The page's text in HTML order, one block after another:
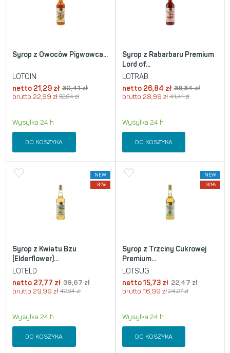
Syrop z Owoców Pigwowca...
LOTQIN
netto 21,29 zł 30,41zł
brutto 22,99 zł 32,84zł
Wysyłka 24 h
DO KOSZYKA
Syrop z Rabarbaru Premium
Lord of...
LOTRAB
netto 26,84 zł 38,34zł
brutto 28,99 zł 41,41zł
Wysyłka 24 h
DO KOSZYKA
NEW
-30%
Syrop z Kwiatu Bzu
(Elderflower)...
LOTELD
netto 27,77 zł 39,67zł
brutto 29,99 zł 42,84zł
Wysyłka 24 h
DO KOSZYKA
NEW
-30%
Syrop z Trzciny Cukrowej
Premium...
LOTSUG
netto 15,73 zł 22,47zł
brutto 16,99 zł 24,27zł
Wysyłka 24 h
DO KOSZYKA